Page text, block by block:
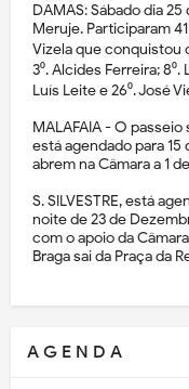
DAMAS: Sábado dia
Meruje. Participaram
Vizela que conquistou
3⁰. Alcides Ferreira; 8⁰.
Luís Leite e 26⁰. José
MALAFAIA - O
está agendado para
abrem na Câmara a 1
S. SILVESTRE, está
noite de 23 de
com o apoio da
Braga sai da Praça da
A G E N D A